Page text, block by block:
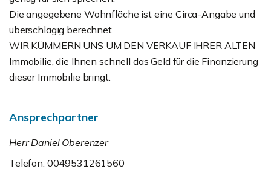
Die angegebene Wohnfläche ist eine Circa-Angabe und
überschlägig berechnet.
WIR KÜMMERN UNS UM DEN VERKAUF IHRER ALTEN
Immobilie, die Ihnen schnell das Geld für die Finanzierung
dieser Immobilie bringt.
Ansprechpartner
Herr Daniel Oberenzer
Telefon: 0049531261560